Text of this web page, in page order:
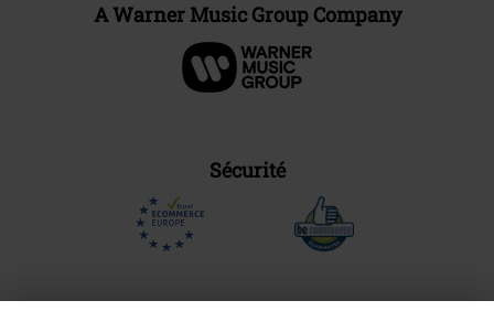
A Warner Music Group Company
Sécurité